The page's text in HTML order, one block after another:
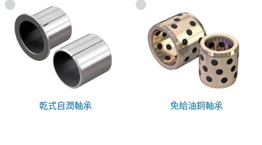
乾式自潤軸承 免給油銅軸承